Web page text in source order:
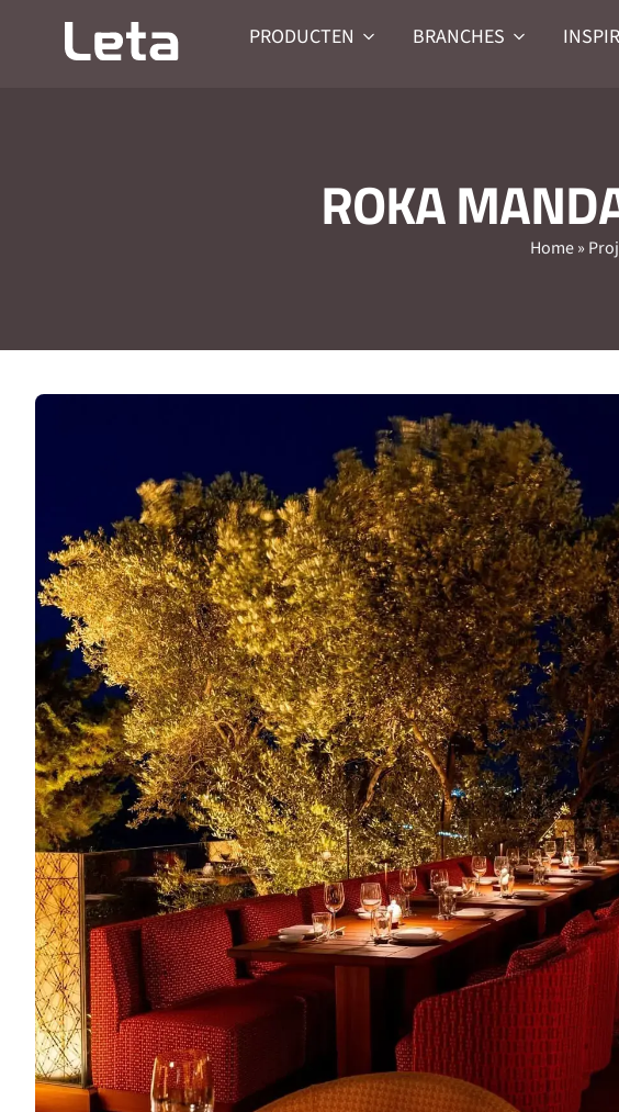
PRODUCTEN BRANCHES
ROKA
Home»